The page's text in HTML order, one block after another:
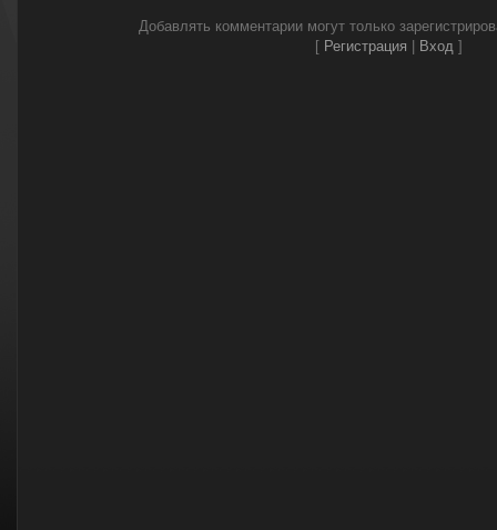
Добавлять комментарии могут только
[ Регистрация Вход]